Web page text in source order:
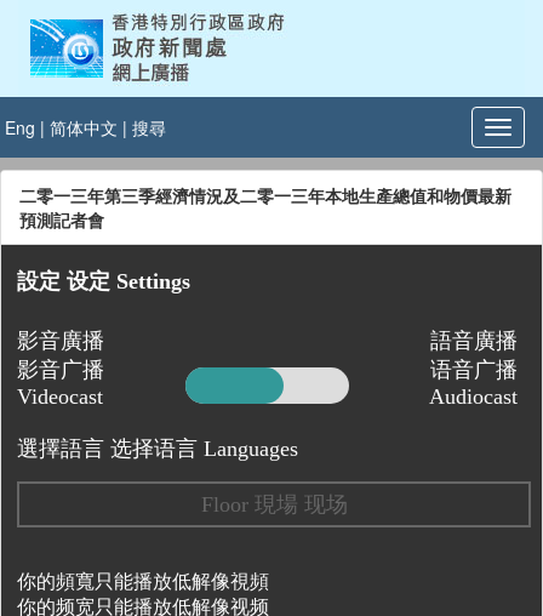
Eng | 简体中文 | 搜尋
二零一三年第三季經濟情況及二零一三年本地生產總值和物價最新
預測記者會